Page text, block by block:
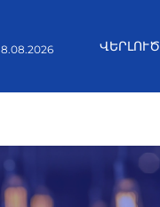
8.08.2026